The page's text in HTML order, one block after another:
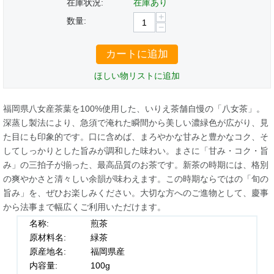
在庫状況:
在庫あり
数量:
+
−
カートに追加
ほしい物リストに追加
福岡県八女産茶葉を100%使用した、いりえ茶舗自慢の「八女茶」。
深蒸し製法により、急須で淹れた瞬間から美しい濃緑色が広がり、見
た目にも印象的です。口に含めば、まろやかな甘みと豊かなコク、そ
してしっかりとした旨みが調和した味わい。まさに「甘み・コク・旨
み」の三拍子が揃った、最高品質のお茶です。新茶の時期には、格別
の爽やかさと清々しい余韻が味わえます。この時期ならではの「旬の
旨み」を、ぜひお楽しみください。大切な方へのご進物として、慶事
から法事まで幅広くご利用いただけます。
名称:
煎茶
原材料名:
緑茶
原産地名:
福岡県産
内容量:
100g